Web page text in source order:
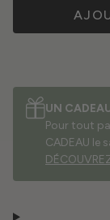
UN
Pour tout
CADEAU le